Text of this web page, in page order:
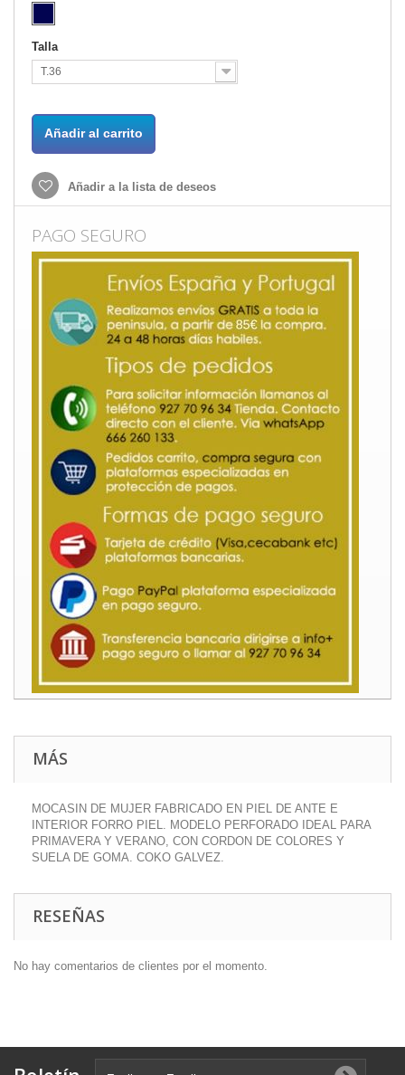
Talla
T.36
Añadir al carrito
Añadir a la lista de deseos
PAGO SEGURO
MÁS
MOCASIN DE MUJER FABRICADO EN PIEL DE ANTE E
INTERIOR FORRO PIEL. MODELO PERFORADO IDEAL PARA
PRIMAVERA Y VERANO, CON CORDON DE COLORES Y
SUELA DE GOMA. COKO GALVEZ.
RESEÑAS
No hay comentarios de clientes por el momento.